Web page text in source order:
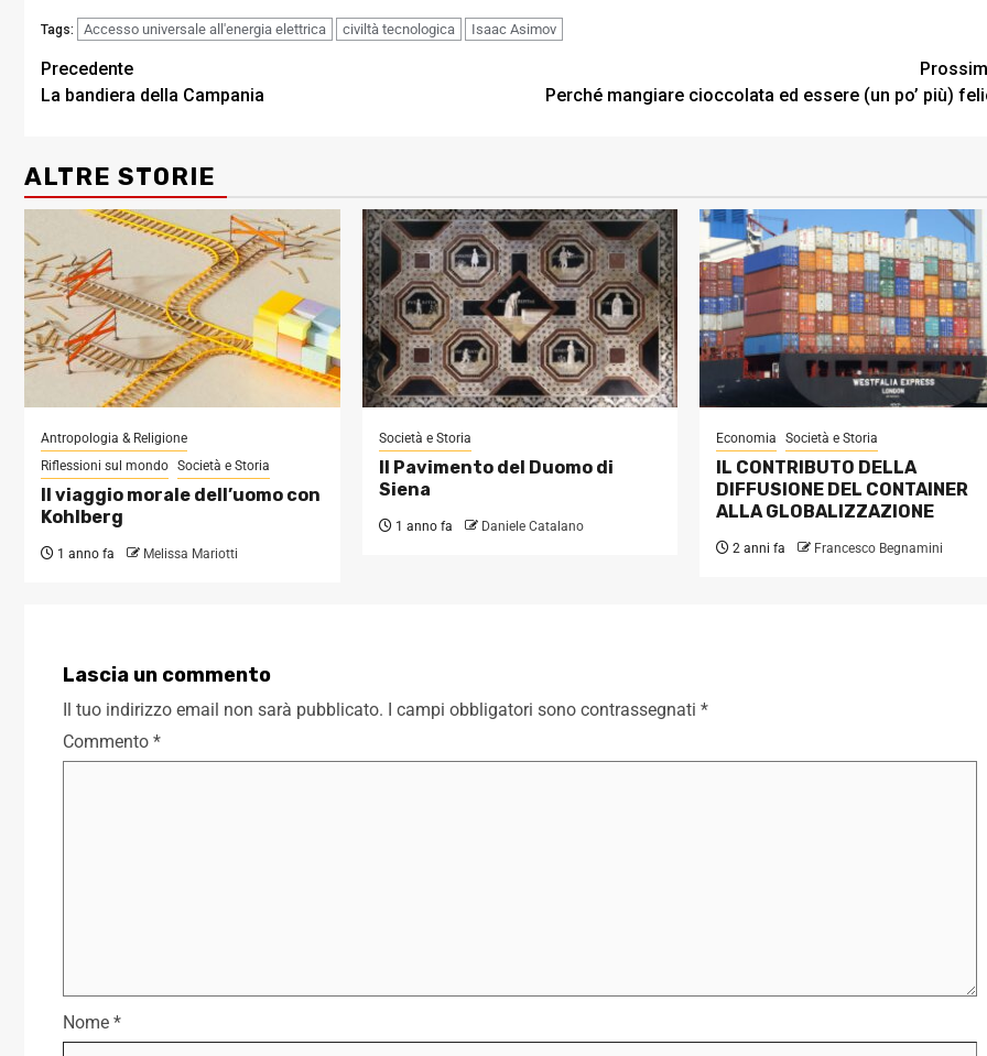
Tags: Accesso universale all'energia elettrica civiltà tecnologica Isaac Asimov
Post
navigation
Precedente
La bandiera della Campania
Perché mangiare cioccolata ed essere (un po’ più)
ALTRE STORIE
Antropologia & Religione
Riflessioni sul mondo Società e Storia
Il viaggio morale dell’uomo con
Kohlberg
1 anno fa Melissa Mariotti
Società e Storia
Il Pavimento del Duomo di
Siena
1 anno fa Daniele Catalano
Economia Società e Storia
IL CONTRIBUTO DELLA
DIFFUSIONE DEL CONTAINER
ALLA GLOBALIZZAZIONE
2 anni fa Francesco Begnamini
Lascia un commento
Il tuo indirizzo email non sarà pubblicato. I campi obbligatori sono contrassegnati *
Commento *
Nome *